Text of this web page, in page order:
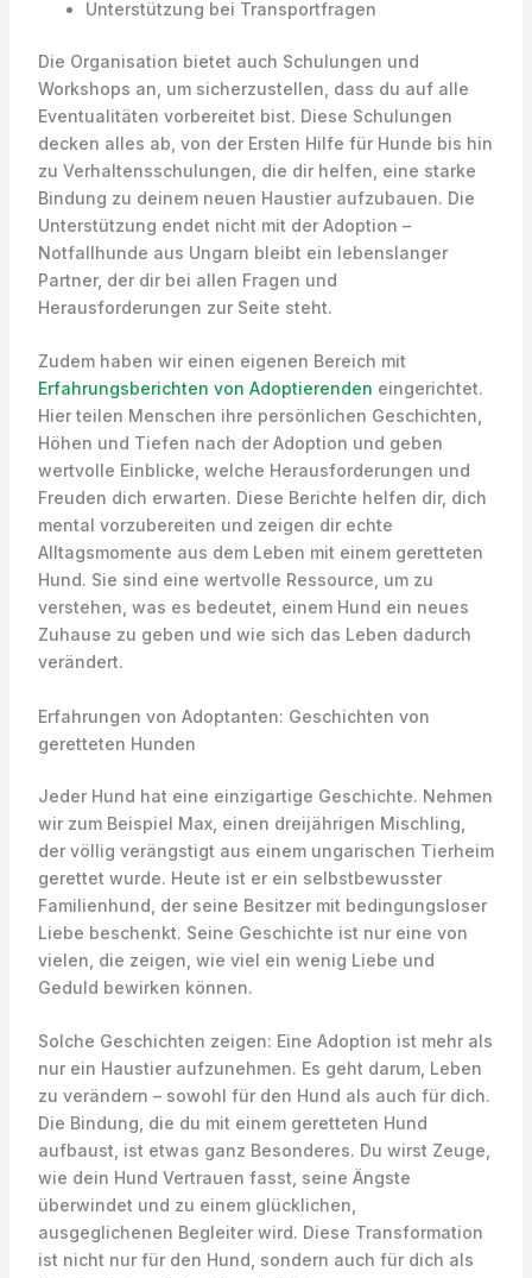
Unterstützung bei Transportfragen
Die Organisation bietet auch Schulungen und
Workshops an, um sicherzustellen, dass du auf alle
Eventualitäten vorbereitet bist. Diese Schulungen
decken alles ab, von der Ersten Hilfe für Hunde bis hin
zu Verhaltensschulungen, die dir helfen, eine starke
Bindung zu deinem neuen Haustier aufzubauen. Die
Unterstützung endet nicht mit der Adoption –
Notfallhunde aus Ungarn bleibt ein lebenslanger
Partner, der dir bei allen Fragen und
Herausforderungen zur Seite steht.
Zudem haben wir einen eigenen Bereich mit
Erfahrungsberichten von Adoptierenden eingerichtet.
Hier teilen Menschen ihre persönlichen Geschichten,
Höhen und Tiefen nach der Adoption und geben
wertvolle Einblicke, welche Herausforderungen und
Freuden dich erwarten. Diese Berichte helfen dir, dich
mental vorzubereiten und zeigen dir echte
Alltagsmomente aus dem Leben mit einem geretteten
Hund. Sie sind eine wertvolle Ressource, um zu
verstehen, was es bedeutet, einem Hund ein neues
Zuhause zu geben und wie sich das Leben dadurch
verändert.
Erfahrungen von Adoptanten: Geschichten von
geretteten Hunden
Jeder Hund hat eine einzigartige Geschichte. Nehmen
wir zum Beispiel Max, einen dreijährigen Mischling,
der völlig verängstigt aus einem ungarischen Tierheim
gerettet wurde. Heute ist er ein selbstbewusster
Familienhund, der seine Besitzer mit bedingungsloser
Liebe beschenkt. Seine Geschichte ist nur eine von
vielen, die zeigen, wie viel ein wenig Liebe und
Geduld bewirken können.
Solche Geschichten zeigen: Eine Adoption ist mehr als
nur ein Haustier aufzunehmen. Es geht darum, Leben
zu verändern – sowohl für den Hund als auch für dich.
Die Bindung, die du mit einem geretteten Hund
aufbaust, ist etwas ganz Besonderes. Du wirst Zeuge,
wie dein Hund Vertrauen fasst, seine Ängste
überwindet und zu einem glücklichen,
ausgeglichenen Begleiter wird. Diese Transformation
ist nicht nur für den Hund, sondern auch für dich als